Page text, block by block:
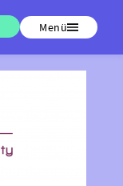
Menü